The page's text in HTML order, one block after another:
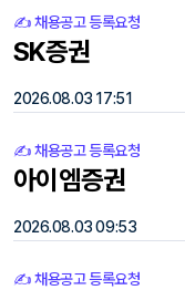
✍️ 채용공고 등록요청
SK증권
2026.08.03 17:51
✍️ 채용공고 등록요청
아이엠증권
2026.08.03 09:53
✍️ 채용공고 등록요청